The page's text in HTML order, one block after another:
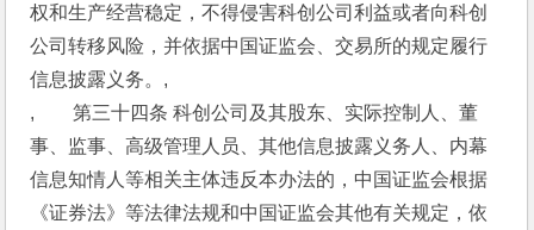
权和生产经营稳定，不得侵害科创公司利益或者向科创
公司转移风险，并依据中国证监会、交易所的规定履行
信息披露义务。,
,　　第三十四条 科创公司及其股东、实际控制人、董
事、监事、高级管理人员、其他信息披露义务人、内幕
信息知情人等相关主体违反本办法的，中国证监会根据
《证券法》等法律法规和中国证监会其他有关规定，依